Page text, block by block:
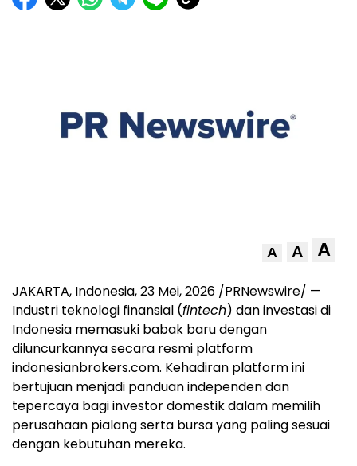
A A A
JAKARTA, Indonesia,23 Mei, 2026 /PRNewswire/ —
Industri teknologi finansial (fintech) dan investasi di
Indonesia memasuki babak baru dengan
diluncurkannya secara resmi platform
indonesianbrokers.com. Kehadiran platform ini
bertujuan menjadi panduan independen dan
tepercaya bagi investor domestik dalam memilih
perusahaan pialang serta bursa yang paling sesuai
dengan kebutuhan mereka.